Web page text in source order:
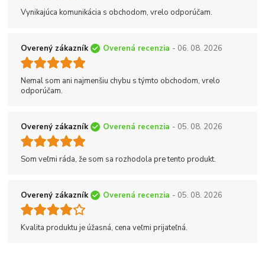
Vynikajúca komunikácia s obchodom, vrelo odporúčam.
Overený zákazník Overená recenzia - 06. 08. 2026
Nemal som ani najmenšiu chybu s týmto obchodom, vrelo
odporúčam.
Overený zákazník Overená recenzia - 05. 08. 2026
Som veľmi ráda, že som sa rozhodola pre tento produkt.
Overený zákazník Overená recenzia - 05. 08. 2026
Kvalita produktu je úžasná, cena veľmi prijateľná.